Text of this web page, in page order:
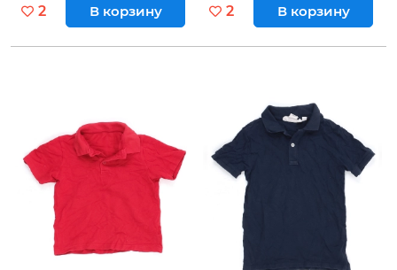
2 В корзину 2 В корзину